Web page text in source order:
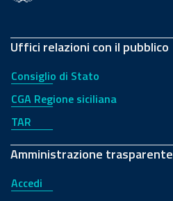
Uffici relazioni con il pubblico
Consiglio di Stato
CGA Regione siciliana
TAR
Amministrazione trasparente
Accedi